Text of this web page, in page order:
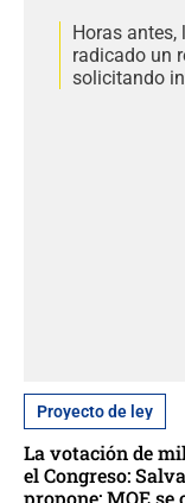
Horas antes,
radicado un
solicitando
Proyecto de ley
La votación de
el Congreso:
propone; MOE se